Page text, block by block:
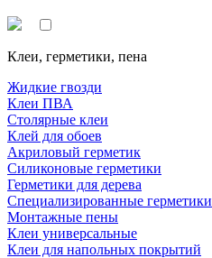
Клеи, герметики, пена
Жидкие гвозди
Клеи ПВА
Столярные клеи
Клей для обоев
Акриловый герметик
Силиконовые герметики
Герметики для дерева
Специализированные герметики
Монтажные пены
Клеи универсальные
Клеи для напольных покрытий